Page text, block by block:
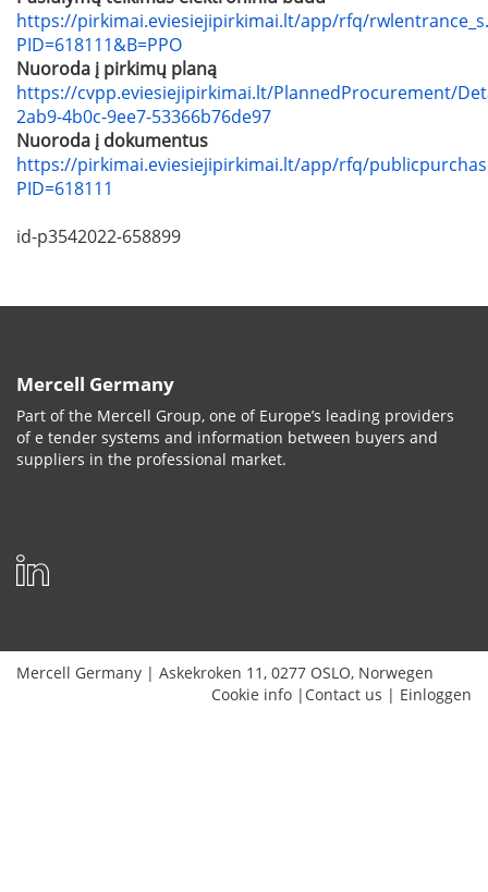
https://pirkimai.eviesiejipirkimai.lt/app/rfq/
PID=618111&B=PPO
Nuoroda į pirkimų planą
https://cvpp.eviesiejipirkimai.lt/PlannedProcurement/
2ab9-4b0c-9ee7-53366b76de97
Nuoroda į dokumentus
https://pirkimai.eviesiejipirkimai.lt/app/rfq/
PID=618111
id-p3542022-658899
Mercell Germany
Part of the Mercell Group, one of Europe’s leading providers
of e tender systems and information between buyers and
suppliers in the professional market.
Mercell Germany | Askekroken 11, 0277 OSLO, Norwegen
Cookie info | Contact us | Einloggen